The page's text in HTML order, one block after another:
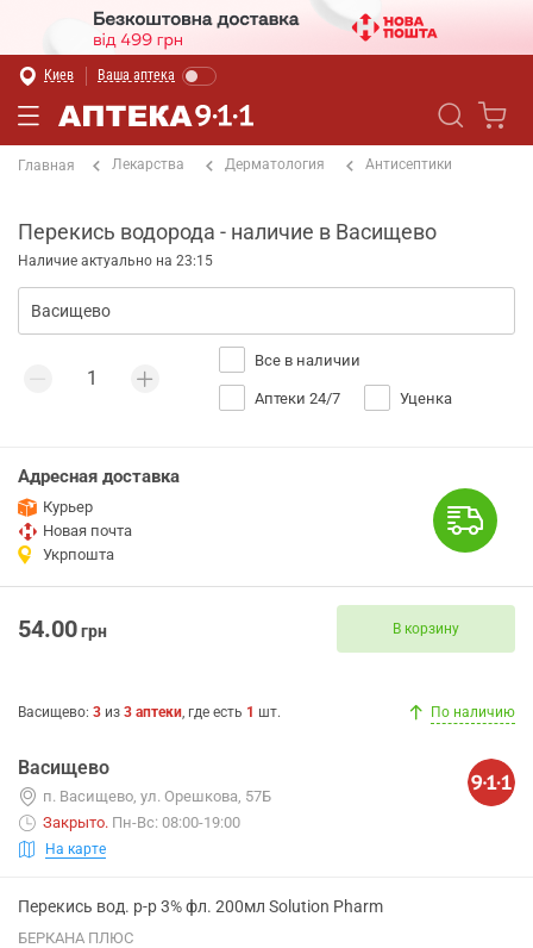
Киев Ваша аптека
Главная Лекарства Дерматология Антисептики
Перекись водорода - наличие в Васищево
Наличие актуально на 23:15
Все в наличии
Аптеки 24/7 Уценка
Адресная доставка
Курьер
Новая почта
Укрпошта
54.00грн В корзину
Васищево: 3 из 3 аптеки, где есть 1 шт. По наличию
Васищево
п. Васищево, ул. Орешкова, 57Б
Закрыто. Пн-Вс: 08:00-19:00
На карте
Перекись вод. р-р 3% фл. 200мл Solution Pharm
БЕРКАНА ПЛЮС